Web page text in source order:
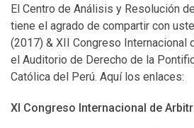
El Centro de Análisis y Resolución
tiene el agrado de compartir con
(2017) & XII Congreso Internacional
el Auditorio de Derecho de la
Católica del Perú. Aquí los enlaces:
XI Congreso Internacional de